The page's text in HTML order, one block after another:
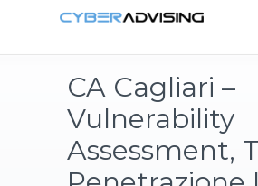
CA Cagliari –
Vulnerability
Assessment,